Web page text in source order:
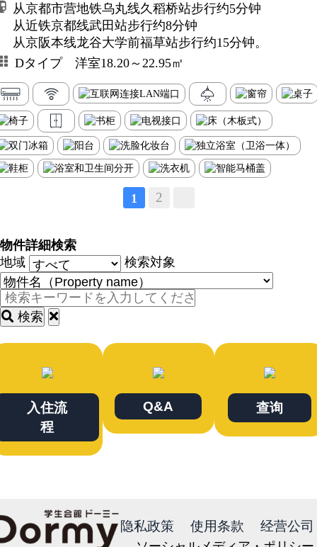
从京都市营地铁乌丸线久稻桥站步行约5分钟
从近铁京都线武田站步行约8分钟
从京阪本线龙谷大学前福草站步行约15分钟。
Dタイプ 洋室18.20～22.95㎡
1 2
物件詳細検索
地域
検索対象
検索
入住流
程
Q&A 查询
隐私政策 使用条款 经营公司